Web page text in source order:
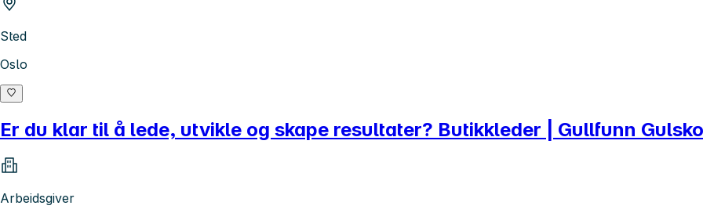
Sted
Oslo
Er du klar til å lede, utvikle og skape resultater? Butikkleder | Gullfunn
Arbeidsgiver